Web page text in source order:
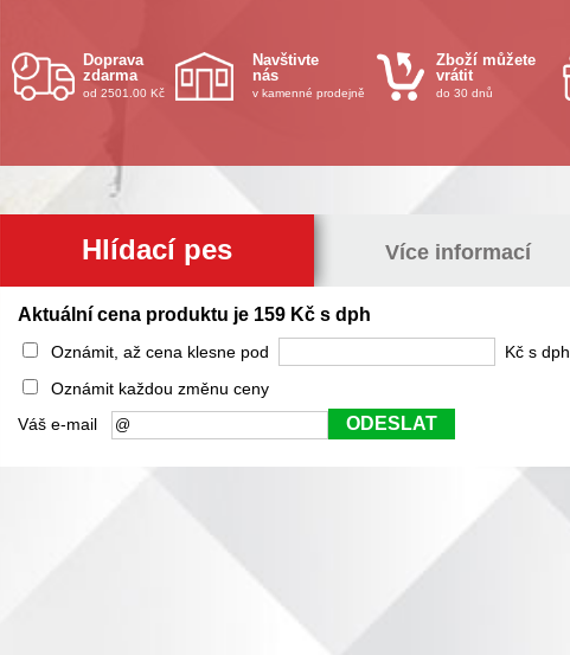
Doprava
zdarma
od 2501.00 Kč
Navštivte
nás
v kamenné prodejně
Zboží můžete
vrátit
do 30 dnů
Hlídací pes Více informací
Aktuální cena produktu je 159 Kč s dph
Oznámit, až cena klesne pod
Kč s dph
Oznámit každou změnu ceny
Váš e-mail
ODESLAT